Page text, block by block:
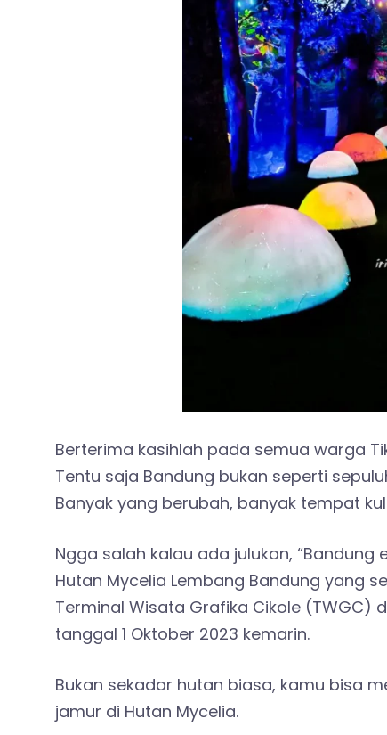
Berterima kasihlah pada semua warga
Tentu saja Bandung bukan seperti
Banyak yang berubah, banyak tempat
Ngga salah kalau ada julukan,
Hutan Mycelia Lembang Bandung yang
Terminal Wisata Grafika Cikole (TWGC)
tanggal 1 Oktober 2023 kemarin.
Bukan sekadar hutan biasa, kamu bisa
jamur di Hutan Mycelia.